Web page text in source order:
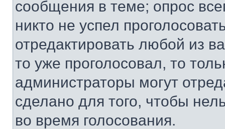
сообщения в теме; опрос
никто не успел
отредактировать любой из
то уже проголосовал, то
администраторы могут
сделано для того, чтобы
во время голосования.